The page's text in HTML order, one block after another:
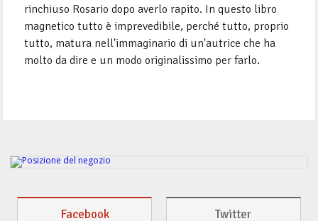
rinchiuso Rosario dopo averlo rapito. In questo libro
magnetico tutto è imprevedibile, perché tutto, proprio
tutto, matura nell'immaginario di un'autrice che ha
molto da dire e un modo originalissimo per farlo.
Facebook Twitter